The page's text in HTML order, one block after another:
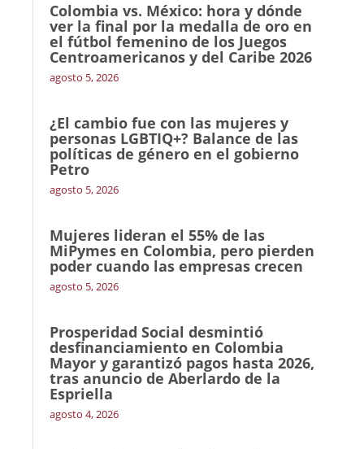
Colombia vs. México: hora y dónde
ver la final por la medalla de oro en
el fútbol femenino de los Juegos
Centroamericanos y del Caribe 2026
agosto 5, 2026
¿El cambio fue con las mujeres y
personas LGBTIQ+? Balance de las
políticas de género en el gobierno
Petro
agosto 5, 2026
Mujeres lideran el 55% de las
MiPymes en Colombia, pero pierden
poder cuando las empresas crecen
agosto 5, 2026
Prosperidad Social desmintió
desfinanciamiento en Colombia
Mayor y garantizó pagos hasta 2026,
tras anuncio de Aberlardo de la
Espriella
agosto 4, 2026